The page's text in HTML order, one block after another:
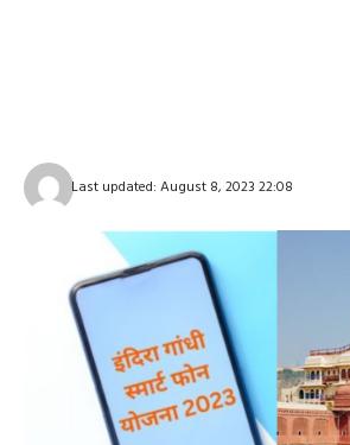
Last updated: August 8, 2023 22:08